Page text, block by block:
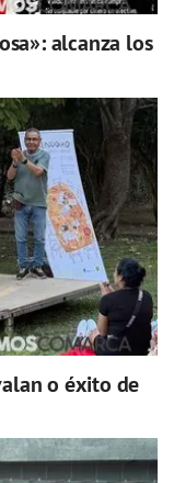
alcanza los
o éxito de